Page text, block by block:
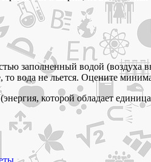
заполненный водой (воздуха
то вода не льется. Оцените
которой обладает